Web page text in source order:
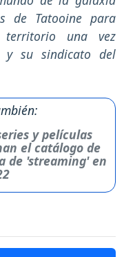
de Tatooine para
una vez
y su sindicato del
y películas
el catálogo de
de 'streaming' en